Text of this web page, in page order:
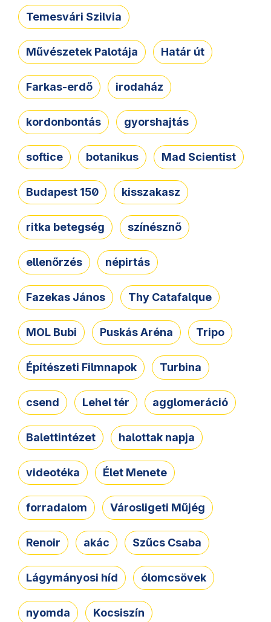
Temesvári Szilvia
Művészetek Palotája Határ út
Farkas-erdő irodaház
kordonbontás gyorshajtás
softice botanikus Mad Scientist
Budapest 150 kisszakasz
ritka betegség színésznő
ellenőrzés népirtás
Fazekas János Thy Catafalque
MOL Bubi Puskás Aréna Tripo
Építészeti Filmnapok Turbina
csend Lehel tér agglomeráció
Balettintézet halottak napja
videotéka Élet Menete
forradalom Városligeti Műjég
Renoir akác Szűcs Csaba
Lágymányosi híd ólomcsövek
nyomda Kocsiszín